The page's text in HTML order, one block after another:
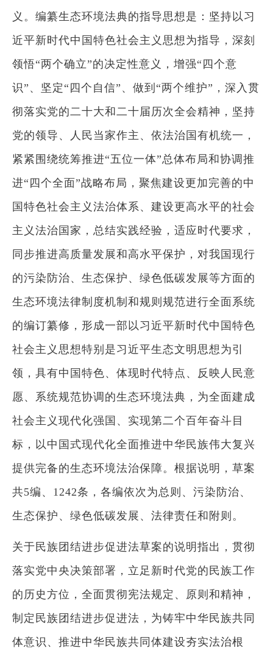
义。编纂生态环境法典的指导思想是：坚持以习
近平新时代中国特色社会主义思想为指导，深刻
领悟“两个确立”的决定性意义，增强“四个意
识”、坚定“四个自信”、做到“两个维护”，深入贯
彻落实党的二十大和二十届历次全会精神，坚持
党的领导、人民当家作主、依法治国有机统一，
紧紧围绕统筹推进“五位一体”总体布局和协调推
进“四个全面”战略布局，聚焦建设更加完善的中
国特色社会主义法治体系、建设更高水平的社会
主义法治国家，总结实践经验，适应时代要求，
同步推进高质量发展和高水平保护，对我国现行
的污染防治、生态保护、绿色低碳发展等方面的
生态环境法律制度机制和规则规范进行全面系统
的编订纂修，形成一部以习近平新时代中国特色
社会主义思想特别是习近平生态文明思想为引
领，具有中国特色、体现时代特点、反映人民意
愿、系统规范协调的生态环境法典，为全面建成
社会主义现代化强国、实现第二个百年奋斗目
标，以中国式现代化全面推进中华民族伟大复兴
提供完备的生态环境法治保障。根据说明，草案
共5编、1242条，各编依次为总则、污染防治、
生态保护、绿色低碳发展、法律责任和附则。
关于民族团结进步促进法草案的说明指出，贯彻
落实党中央决策部署，立足新时代党的民族工作
的历史方位，全面贯彻宪法规定、原则和精神，
制定民族团结进步促进法，为铸牢中华民族共同
体意识、推进中华民族共同体建设夯实法治根